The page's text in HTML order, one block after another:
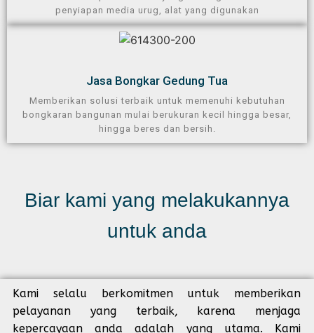
penyiapan media urug, alat yang digunakan
Jasa Bongkar Gedung Tua
Memberikan solusi terbaik untuk memenuhi kebutuhan
bongkaran bangunan mulai berukuran kecil hingga besar,
hingga beres dan bersih.
Biar kami yang melakukannya
untuk anda
Kami selalu berkomitmen untuk memberikan
pelayanan yang terbaik, karena menjaga
kepercayaan anda adalah yang utama. Kami